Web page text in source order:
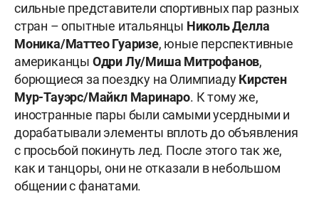
сильные представители спортивных пар разных
стран – опытные итальянцы Николь Делла
Моника/Маттео Гуаризе, юные перспективные
американцы Одри Лу/Миша Митрофанов,
борющиеся за поездку на ОлимпиадуКирстен
Мур-Тауэрс/Майкл Маринаро. К тому же,
иностранные пары были самыми усердными и
дорабатывали элементы вплоть до объявления
с просьбой покинуть лед. После этого так же,
как и танцоры, они не отказали в небольшом
общении с фанатами.